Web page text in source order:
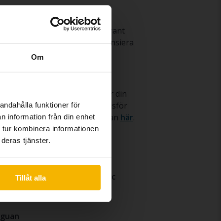
Om
funktioner för
information från din enhet
kombinera informationen
tjänster.
Tillåt alla
av Volkswagen Tiguan till
dig trygg i att den är noggrant
i lugn och ro. Om du vill finansiera
om hela affären när du säljer din
fotograferar och marknadsför
Volkswagen Tiguan här.
Volkswagen T-Roc